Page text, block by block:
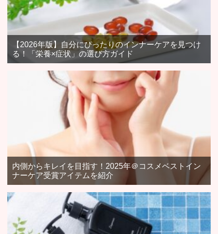
【2026年版】自分にぴったりのインナーケアを見つけ
る！「栄養×症状」の選び方ガイド
内側からキレイを目指す！2025年＠コスメベストイン
ナーケア受賞アイテムを紹介